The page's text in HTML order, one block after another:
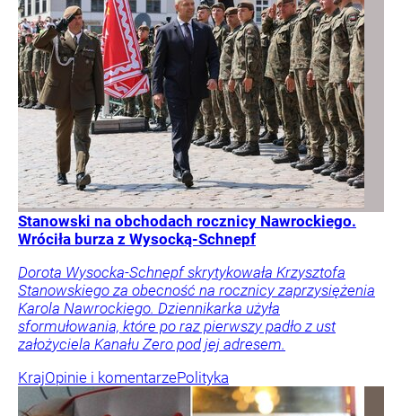
Stanowski na obchodach rocznicy Nawrockiego.
Wróciła burza z Wysocką-Schnepf
Dorota Wysocka-Schnepf skrytykowała Krzysztofa
Stanowskiego za obecność na rocznicy zaprzysiężenia
Karola Nawrockiego. Dziennikarka użyła
sformułowania, które po raz pierwszy padło z ust
założyciela Kanału Zero pod jej adresem.
KrajOpinie i komentarzePolityka